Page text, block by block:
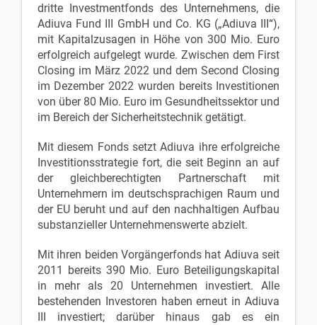
dritte Investmentfonds des Unternehmens, die
Adiuva Fund III GmbH und Co. KG („Adiuva III“),
mit Kapitalzusagen in Höhe von 300 Mio. Euro
erfolgreich aufgelegt wurde. Zwischen dem First
Closing im März 2022 und dem Second Closing
im Dezember 2022 wurden bereits Investitionen
von über 80 Mio. Euro im Gesundheitssektor und
im Bereich der Sicherheitstechnik getätigt.
Mit diesem Fonds setzt Adiuva ihre erfolgreiche
Investitionsstrategie fort, die seit Beginn an auf
der gleichberechtigten Partnerschaft mit
Unternehmern im deutschsprachigen Raum und
der EU beruht und auf den nachhaltigen Aufbau
substanzieller Unternehmenswerte abzielt.
Mit ihren beiden Vorgängerfonds hat Adiuva seit
2011 bereits 390 Mio. Euro Beteiligungskapital
in mehr als 20 Unternehmen investiert. Alle
bestehenden Investoren haben erneut in Adiuva
III investiert; darüber hinaus gab es ein